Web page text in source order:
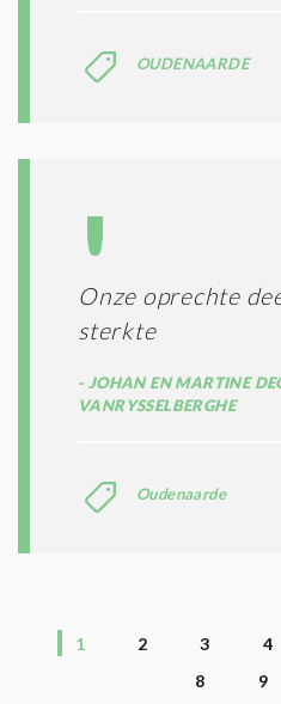
OUDENAARDE
Onze oprechte
sterkte
JOHAN EN MARTINE
VANRYSSELBERGHE
Oudenaarde
1 2 3 4
8
9